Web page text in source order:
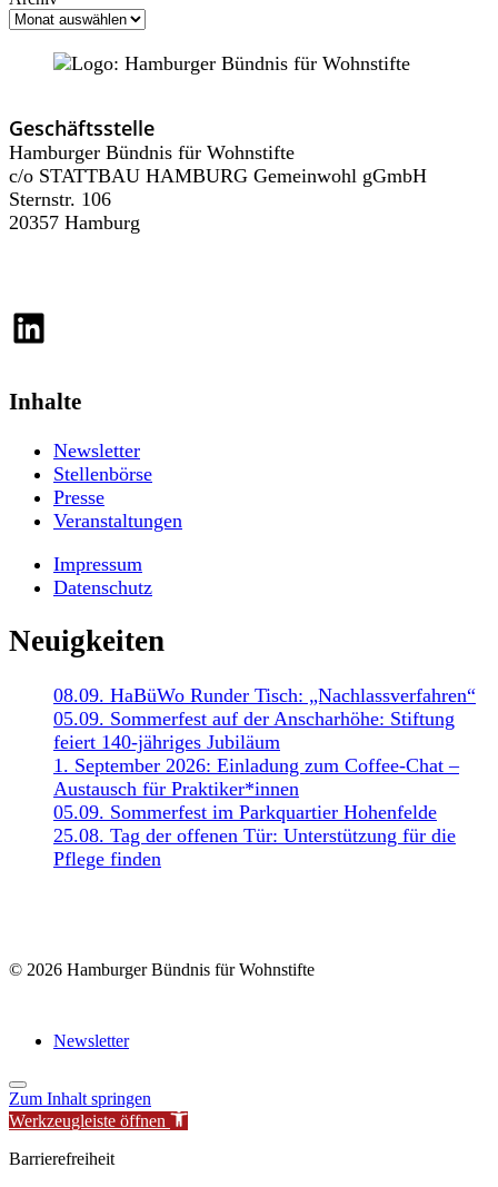
Geschäftsstelle
Hamburger Bündnis für Wohnstifte
c/o STATTBAU HAMBURG Gemeinwohl gGmbH
Sternstr. 106
20357 Hamburg
LinkedIn
Inhalte
Newsletter
Stellenbörse
Presse
Veranstaltungen
Impressum
Datenschutz
Neuigkeiten
08.09. HaBüWo Runder Tisch: „Nachlassverfahren“
05.09. Sommerfest auf der Anscharhöhe: Stiftung
feiert 140-jähriges Jubiläum
1. September 2026: Einladung zum Coffee-Chat –
Austausch für Praktiker*innen
05.09. Sommerfest im Parkquartier Hohenfelde
25.08. Tag der offenen Tür: Unterstützung für die
Pflege finden
© 2026 Hamburger Bündnis für Wohnstifte
Newsletter
Zum Inhalt springen
Werkzeugleiste öffnen
Barrierefreiheit